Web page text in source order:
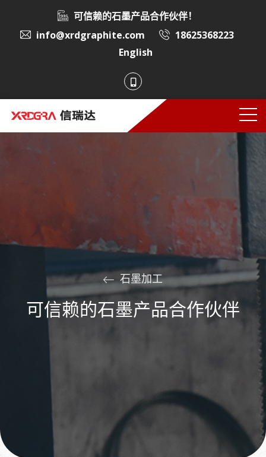
可信赖的石墨产品合作伙伴！
info@xrdgraphite.com
18625368223
English
石墨加工
可信赖的石墨产品合作伙伴